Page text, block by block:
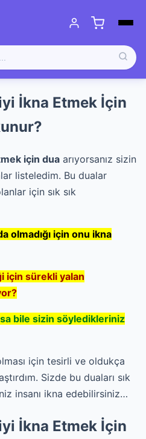
İkna Etmek İçin
için dua arıyorsanız sizin
listeledim. Bu dualar
için sık sık
olmadığı için onu ikna
için sürekli yalan
bile sizin söyledikleriniz
için tesirli ve oldukça
Sizde bu duaları sık
insanı ikna edebilirsiniz…
İkna Etmek İçin